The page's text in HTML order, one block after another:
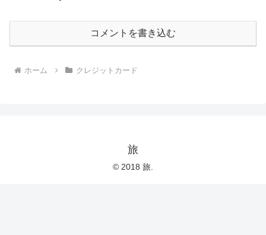
コメントを書き込む
ホーム クレジットカード
旅
© 2018 旅.